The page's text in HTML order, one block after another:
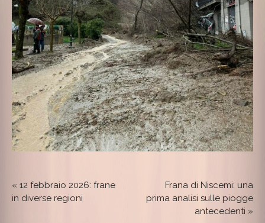
« 12 febbraio 2026: frane
in diverse regioni
Frana di Niscemi: una
prima analisi sulle piogge
antecedenti »